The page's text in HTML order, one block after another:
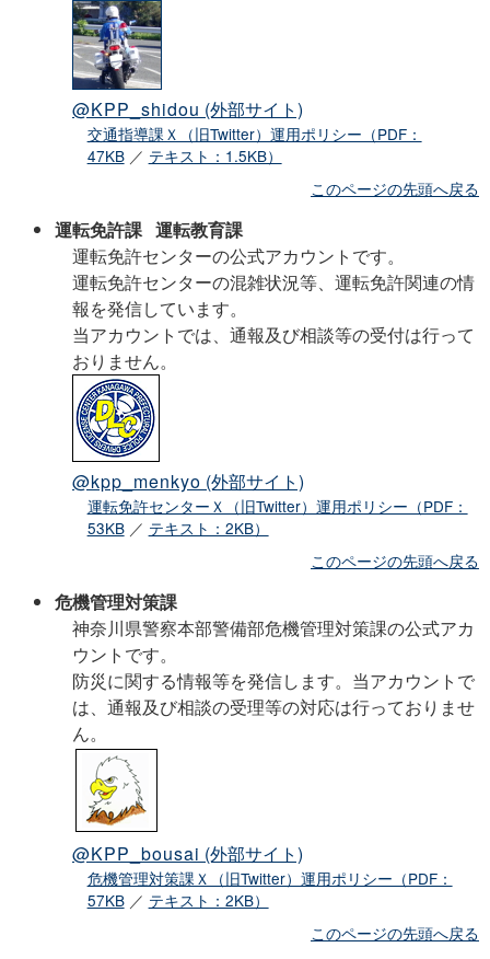
@KPP_shidou (外部サイト)
交通指導課Ｘ（旧Twitter）運用ポリシー（PDF：
47KB／ テキスト：1.5KB）
このページの先頭へ戻る
運転免許課 運転教育課
運転免許センターの公式アカウントです。
運転免許センターの混雑状況等、運転免許関連の情
報を発信しています。
当アカウントでは、通報及び相談等の受付は行って
おりません。
@kpp_menkyo (外部サイト)
運転免許センターＸ（旧Twitter）運用ポリシー（PDF：
53KB／ テキスト：2KB）
このページの先頭へ戻る
危機管理対策課
神奈川県警察本部警備部危機管理対策課の公式アカ
ウントです。
防災に関する情報等を発信します。当アカウントで
は、通報及び相談の受理等の対応は行っておりませ
ん。
@KPP_bousai (外部サイト)
危機管理対策課Ｘ（旧Twitter）運用ポリシー（PDF：
57KB／ テキスト：2KB）
このページの先頭へ戻る